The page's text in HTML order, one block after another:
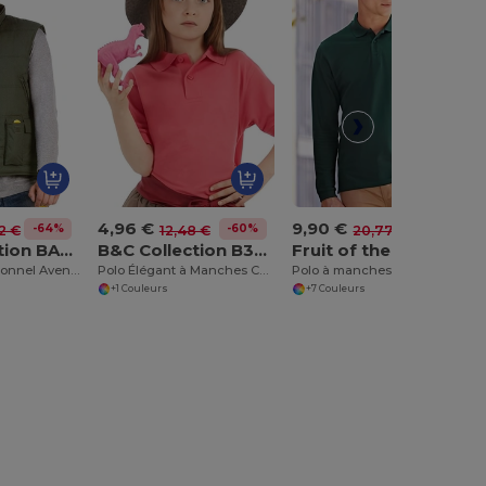
€ -64%
B&C Collection BA651
4,96 € 12,48 € -60%
B&C Collection B301B
Polo Élégant à Manches Courtes Safran
+1 Couleurs
9,90 € 20,77 €
+7 Couleurs